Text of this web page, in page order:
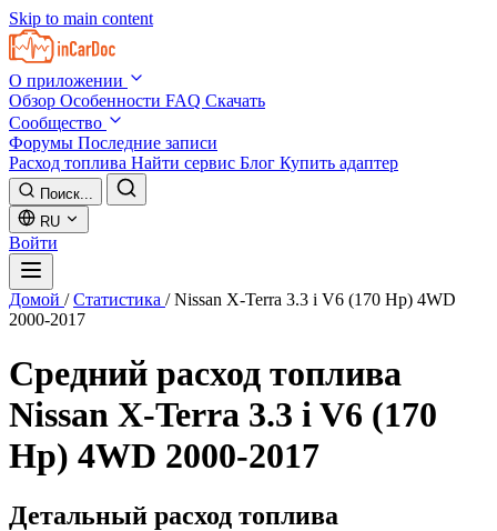
Skip to main content
О приложении
Обзор Особенности FAQ Скачать
Сообщество
Форумы Последние записи
Расход топлива Найти сервис Блог Купить адаптер
Поиск...
RU
Войти
Домой / Статистика / Nissan X-Terra 3.3 i V6 (170 Hp) 4WD
2000-2017
Средний расход топлива
Nissan X-Terra 3.3 i V6 (170
Hp) 4WD 2000-2017
Детальный расход топлива